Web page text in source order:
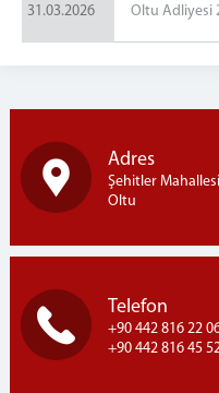
31.03.2026 Oltu Adliyesi
Adres
Şehitler
Oltu
Telefon
+90 442 816 22
+90 442 816 45